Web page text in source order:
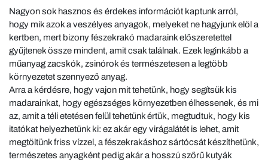
Nagyon sok hasznos és érdekes információt kaptunk arról,
hogy mik azok a veszélyes anyagok, melyeket ne hagyjunk elöl a
kertben, mert bizony fészekrakó madaraink előszeretettel
gyűjtenek össze mindent, amit csak találnak. Ezek leginkább a
műanyag zacskók, zsinórok és természetesen a legtöbb
környezetet szennyező anyag.
Arra a kérdésre, hogy vajon mit tehetünk, hogy segítsük kis
madarainkat, hogy egészséges környezetben élhessenek, és mi
az, amit a téli etetésen felül tehetünk értük, megtudtuk, hogy kis
itatókat helyezhetünk ki: ez akár egy virágalátét is lehet, amit
megtöltünk friss vízzel, a fészekrakáshoz sártócsát készíthetünk,
természetes anyagként pedig akár a hosszú szőrű kutyák